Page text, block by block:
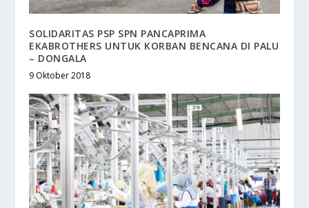
SOLIDARITAS PSP SPN PANCAPRIMA
EKABROTHERS UNTUK KORBAN BENCANA DI PALU
– DONGALA
9 Oktober 2018